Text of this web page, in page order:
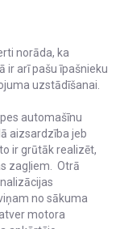
norāda, ka
ir arī pašu īpašnieku
uzstādīšanai.
automašīnu
aizsardzība jeb
ir grūtāk realizēt,
zagļiem. Otrā
no sākuma
motora